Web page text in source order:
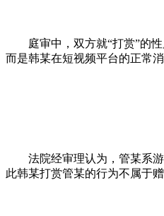
庭审中，双方就“打赏”的
而是韩某在短视频平台的正常消
法院经审理认为，管某系
此韩某打赏管某的行为不属于